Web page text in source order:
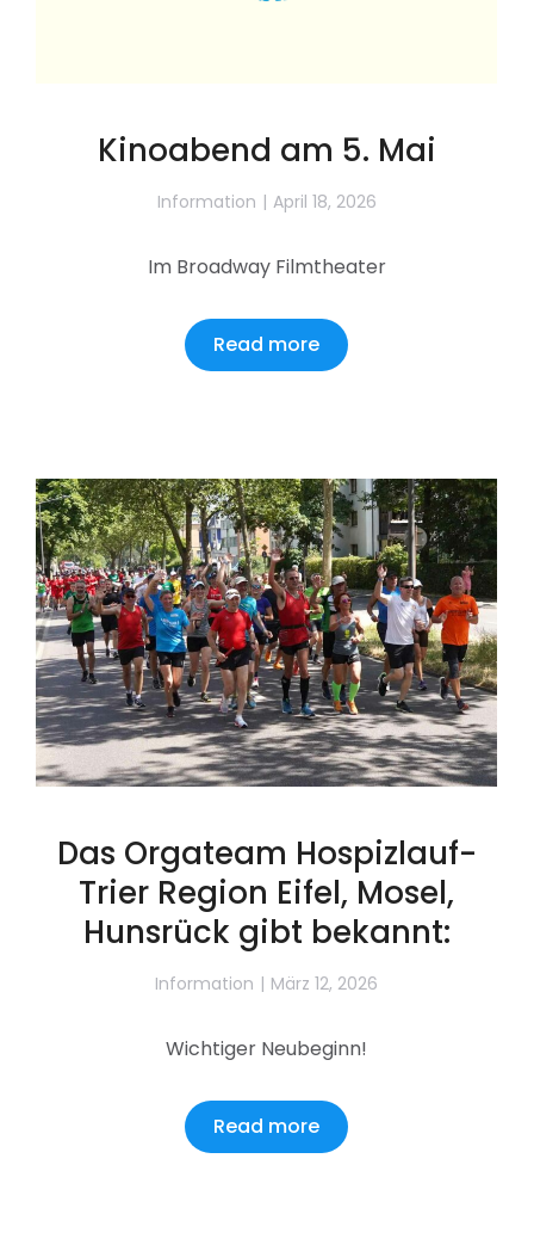
Kinoabend am 5. Mai
Information April 18, 2026
Im Broadway Filmtheater
Read more
Das Orgateam Hospizlauf-
Trier Region Eifel, Mosel,
Hunsrück gibt bekannt:
Information März 12, 2026
Wichtiger Neubeginn!
Read more